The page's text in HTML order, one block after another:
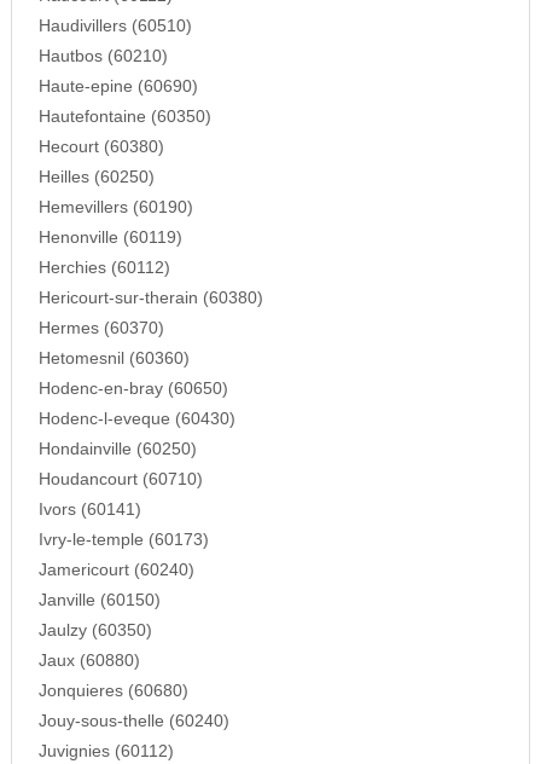
Haudivillers (60510)
Hautbos (60210)
Haute-epine (60690)
Hautefontaine (60350)
Hecourt (60380)
Heilles (60250)
Hemevillers (60190)
Henonville (60119)
Herchies (60112)
Hericourt-sur-therain (60380)
Hermes (60370)
Hetomesnil (60360)
Hodenc-en-bray (60650)
Hodenc-l-eveque (60430)
Hondainville (60250)
Houdancourt (60710)
Ivors (60141)
Ivry-le-temple (60173)
Jamericourt (60240)
Janville (60150)
Jaulzy (60350)
Jaux (60880)
Jonquieres (60680)
Jouy-sous-thelle (60240)
Juvignies (60112)